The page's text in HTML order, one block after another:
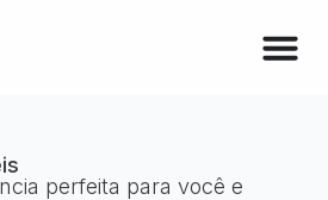
perfeita para você e